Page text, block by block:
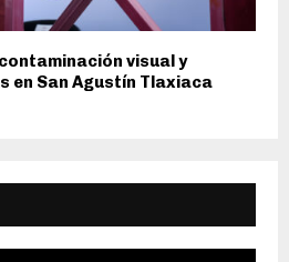
visual y
en San Agustín Tlaxiaca